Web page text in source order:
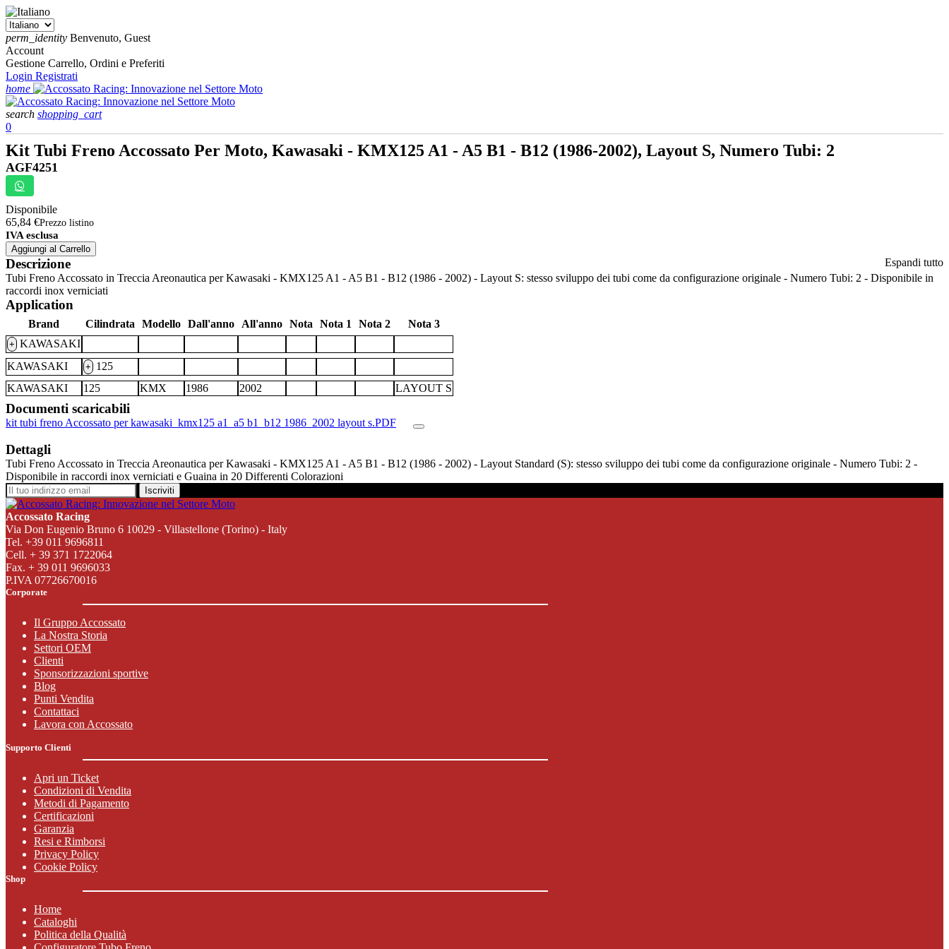
perm_identity Benvenuto, Guest
Account
Gestione Carrello, Ordini e Preferiti
Login Registrati
home
search shopping_cart
0
Kit Tubi Freno Accossato Per Moto, Kawasaki - KMX125 A1 - A5 B1 - B12 (1986-2002), Layout S, Numero Tubi: 2
AGF4251
Disponibile
65,84 €Prezzo listino
IVA esclusa
Aggiungi al Carrello
Espandi tutto
Descrizione
Tubi Freno Accossato in Treccia Areonautica per Kawasaki - KMX125 A1 - A5 B1 - B12 (1986 - 2002) - Layout S: stesso sviluppo dei tubi come da configurazione originale - Numero Tubi: 2 - Disponibile in
raccordi inox verniciati
Application
Brand Cilindrata Modello Dall'anno All'anno Nota Nota 1 Nota 2 Nota 3
+ KAWASAKI
KAWASAKI
+ 125
KAWASAKI
125 KMX 1986 2002 LAYOUT S
Documenti scaricabili
kit tubi freno Accossato per kawasaki_kmx125 a1_a5 b1_b12 1986_2002 layout s.PDF
Dettagli
Tubi Freno Accossato in Treccia Areonautica per Kawasaki - KMX125 A1 - A5 B1 - B12 (1986 - 2002) - Layout Standard (S): stesso sviluppo dei tubi come da configurazione originale - Numero Tubi: 2 -
Disponibile in raccordi inox verniciati e Guaina in 20 Differenti Colorazioni
Iscriviti
Accossato Racing
Via Don Eugenio Bruno 6 10029 - Villastellone (Torino) - Italy
Tel. +39 011 9696811
Cell. + 39 371 1722064
Fax. + 39 011 9696033
P.IVA 07726670016
Corporate
Il Gruppo Accossato
La Nostra Storia
Settori OEM
Clienti
Sponsorizzazioni sportive
Blog
Punti Vendita
Contattaci
Lavora con Accossato
Supporto Clienti
Apri un Ticket
Condizioni di Vendita
Metodi di Pagamento
Certificazioni
Garanzia
Resi e Rimborsi
Privacy Policy
Cookie Policy
Shop
Home
Cataloghi
Politica della Qualità